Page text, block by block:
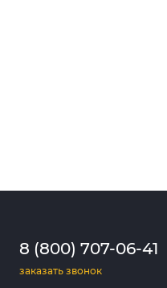
8 (800) 707-06-41
заказать звонок